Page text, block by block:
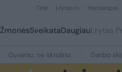
Orai Lrytas.tv Horoskopai
ŽmonėsSveikataDaugiauLrytas
Gyvenu, ne skrolinu Darbo